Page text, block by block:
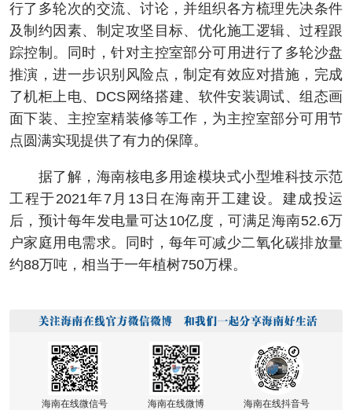
行了多轮次的交流、讨论，并组织各方梳理先决条件
及制约因素、制定攻坚目标、优化施工逻辑、过程跟
踪控制。同时，针对主控室部分可用进行了多轮沙盘
推演，进一步识别风险点，制定有效应对措施，完成
了机柜上电、DCS网络搭建、软件安装调试、组态画
面下装、主控室精装修等工作，为主控室部分可用节
点圆满实现提供了有力的保障。
据了解，海南核电多用途模块式小型堆科技示范
工程于2021年7月13日在海南开工建设。建成投运
后，预计每年发电量可达10亿度，可满足海南52.6万
户家庭用电需求。同时，每年可减少二氧化碳排放量
约88万吨，相当于一年植树750万棵。
海南在线微信号 海南在线微博 海南在线抖音号